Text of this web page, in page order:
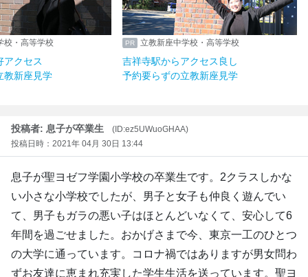
校・高等学校
アクセス
教新座見学
立教新座中学校・高等学校
吉祥寺駅からアクセス良し
予約要らずの立教新座見学
投稿者: 息子が卒業生
(ID:ez5UWuoGHAA)
投稿日時：2021年 04月 30日 13:44
息子が聖ヨゼフ学園小学校の卒業生です。2クラスしかな
い小さな小学校でしたが、男子と女子も仲良く遊んでい
て、男子もガラの悪い子はほとんどいなくて、安心して6
年間を過ごせました。おかげさまで今、東京一工のひとつ
の大学に通っています。コロナ禍ではありますが男女問わ
ずお友達に恵まれ充実した学生生活を送っています。聖ヨ